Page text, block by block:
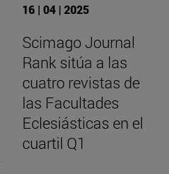
16 | 04 | 2025
Scimago Journal
Rank sitúa a las
cuatro revistas de
las Facultades
Eclesiásticas en el
cuartil Q1